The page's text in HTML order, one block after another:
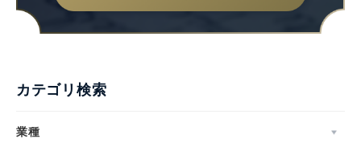
カテゴリ検索
業種